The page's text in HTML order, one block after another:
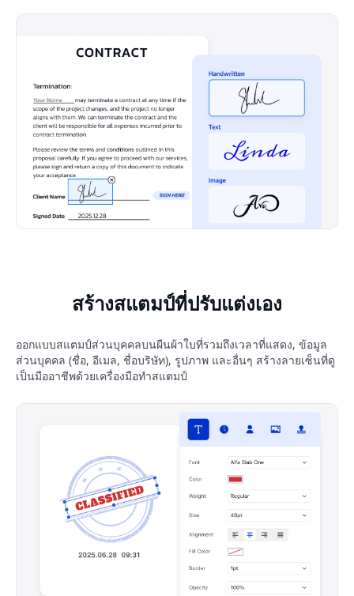
สร้างสแตมป์ที่ปรับแต่งเอง
ออกแบบสแตมป์ส่วนบุคคลบนผืนผ้าใบที่รวมถึงเวลาที่แสดง, ข้อมูล
ส่วนบุคคล (ชื่อ, อีเมล, ชื่อบริษัท), รูปภาพ และอื่นๆ สร้างลายเซ็นที่ดู
เป็นมืออาชีพด้วยเครื่องมือทำสแตมป์